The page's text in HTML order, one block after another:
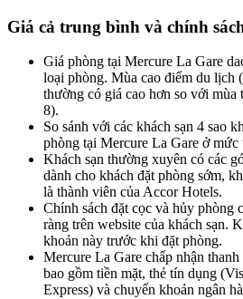
Giá cả trung bình và chính
Giá phòng tại Mercure La Gare
loại phòng. Mùa cao điểm du lịch
thường có giá cao hơn so với mùa
8).
So sánh với các khách sạn 4 sao
phòng tại Mercure La Gare ở mức
Khách sạn thường xuyên có các
dành cho khách đặt phòng sớm,
là thành viên của Accor Hotels.
Chính sách đặt cọc và hủy phòng
ràng trên website của khách sạn.
khoản này trước khi đặt phòng.
Mercure La Gare chấp nhận
bao gồm tiền mặt, thẻ tín dụng
Express) và chuyển khoản ngân